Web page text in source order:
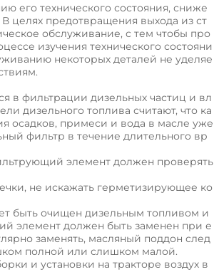
его технического состояния, сниже
целях предотвращения выхода из ст
обслуживание, с тем чтобы про
изучения технического состояни
некоторых деталей не уделяе
в фильтрации дизельных частиц и вл
дизельного топлива считают, что ка
осадков, примеси и вода в масле уже
фильтр в течение длительного вр
элемент должен проверять
не искажать герметизирующее ко
быть очищен дизельным топливом и
элемент должен быть заменен при е
заменять, масляный поддон след
полной или слишком малой.
и установки на тракторе воздух в